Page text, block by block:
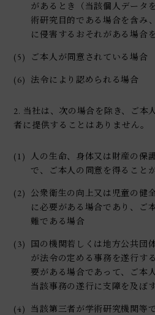
があるとき（当該個人データ
術研究目的である場合を含み
に侵害するおそれがある場合
(5) ご本人が同意されている場合
(6) 法令により認められる場合
2. 当社は、次の場合を除き、ご本
者に提供することはありません。
(1)
人の生命、身体又は財産の保
で、ご本人の同意を得ること
(2)
公衆衛生の向上又は児童の健
に必要がある場合であり、ご
難である場合
(3)
国の機関若しくは地方公共団
が法令の定める事務を遂行す
要がある場合であって、ご本
当該事務の遂行に支障を及ぼ
(4)
当該第三者が学術研究機関等